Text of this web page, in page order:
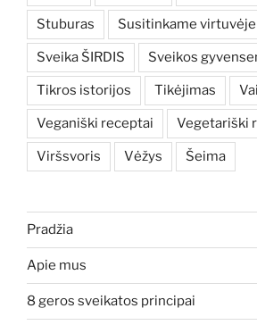
Stuburas Susitinkame virtuvėje
Sveika ŠIRDIS Sveikos
Tikros istorijos Tikėjimas
Veganiški receptai Vegetariški
Viršsvoris Vėžys Šeima
Pradžia
Apie mus
8 geros sveikatos principai